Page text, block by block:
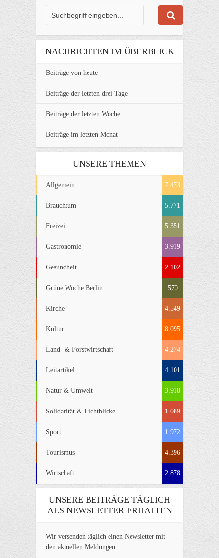
NACHRICHTEN IM ÜBERBLICK
Beiträge von heute
Beiträge der letzten drei Tage
Beiträge der letzten Woche
Beiträge im letzten Monat
UNSERE THEMEN
Allgemein 7.473
Brauchtum 5.771
Freizeit 5.351
Gastronomie 3.919
Gesundheit 2.102
Grüne Woche Berlin 570
Kirche 4.549
Kultur 8.095
Land- & Forstwirtschaft 4.274
Leitartikel 4.101
Natur & Umwelt 3.918
Solidarität & Lichtblicke 1.089
Sport 1.972
Tourismus 4.396
Wirtschaft 2.878
UNSERE BEITRÄGE TÄGLICH
ALS NEWSLETTER ERHALTEN
Wir versenden täglich einen Newsletter mit
den aktuellen Meldungen.